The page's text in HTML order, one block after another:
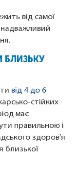
від самої
БЛИЗЬКУ
від 4 до 6
стійких
має
правильною і
здоров’я
близької